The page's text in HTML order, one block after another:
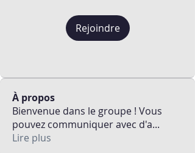
Rejoindre
À propos
Bienvenue dans le groupe ! Vous
pouvez communiquer avec d'a...
Lire plus